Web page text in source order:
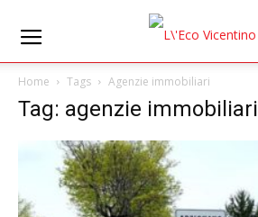
Home Tags Agenzie immobiliari
Tag: agenzie immobiliari